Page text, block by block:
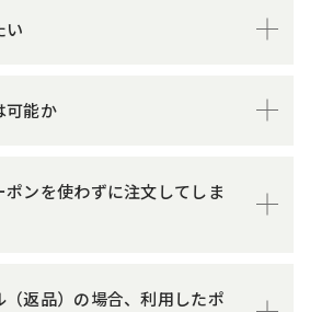
い
可能か
ンを使わずに注文してしま
返品）の場合、利用したポ